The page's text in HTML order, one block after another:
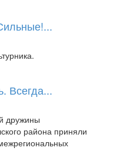
Всегда...
дружины
района приняли